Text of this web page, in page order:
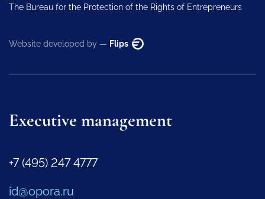
The Bureau for the Protection of the Rights of Entrepreneurs
Website developed by — Flips
Executive management
+7 (495) 247 4777
id@opora.ru